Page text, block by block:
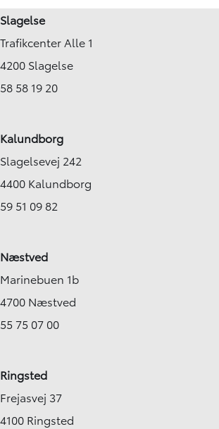
Slagelse
Trafikcenter Alle 1
4200 Slagelse
58 58 19 20
Kalundborg
Slagelsevej 242
4400 Kalundborg
59 51 09 82
Næstved
Marinebuen 1b
4700 Næstved
55 75 07 00
Ringsted
Frejasvej 37
4100 Ringsted